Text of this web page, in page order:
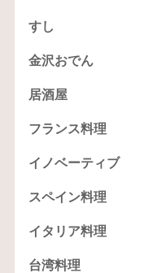
すし
金沢おでん
居酒屋
フランス料理
イノベーティブ
スペイン料理
イタリア料理
台湾料理